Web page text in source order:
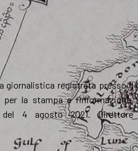
giornalistica registrata presso il
la stampa e l’informazione,
del 4 agosto 2021. Direttore